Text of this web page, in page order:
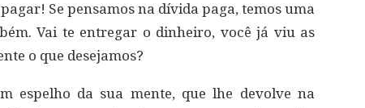
Se pensamos na dívida paga, temos uma
Vai te entregar o dinheiro, você já viu as
o que desejamos?
espelho da sua mente, que lhe devolve na